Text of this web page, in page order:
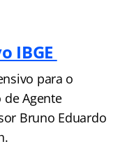
IBGE
para o
de Agente
Bruno Eduardo